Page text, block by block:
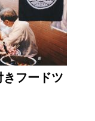
フードツ